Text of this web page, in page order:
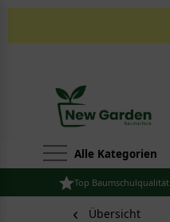
Alle Kategorien
Top Baumschulqualität
Übersicht